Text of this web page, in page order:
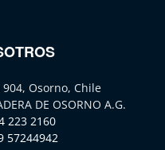
Osorno, Chile
DE OSORNO A.G.
223 2160
57244942